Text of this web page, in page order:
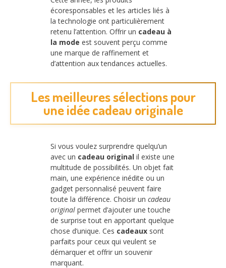
écoresponsables et les articles liés à
la technologie ont particulièrement
retenu l’attention. Offrir un cadeau à
la mode est souvent perçu comme
une marque de raffinement et
d’attention aux tendances actuelles.
Les meilleures sélections pour
une idée cadeau originale
Si vous voulez surprendre quelqu’un
avec un cadeau original il existe une
multitude de possibilités. Un objet fait
main, une expérience inédite ou un
gadget personnalisé peuvent faire
toute la différence. Choisir un cadeau
original permet d’ajouter une touche
de surprise tout en apportant quelque
chose d’unique. Ces cadeaux sont
parfaits pour ceux qui veulent se
démarquer et offrir un souvenir
marquant.